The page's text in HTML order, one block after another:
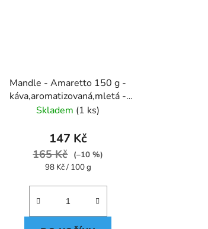
Mandle - Amaretto 150 g -
káva,aromatizovaná,mletá -
Oxalis
Skladem (1 ks)
147 Kč
165 Kč (–10 %)
Měrná
98 Kč / 100 g